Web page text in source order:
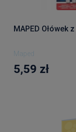
MAPED Ołówek
Maped
5,59 zł